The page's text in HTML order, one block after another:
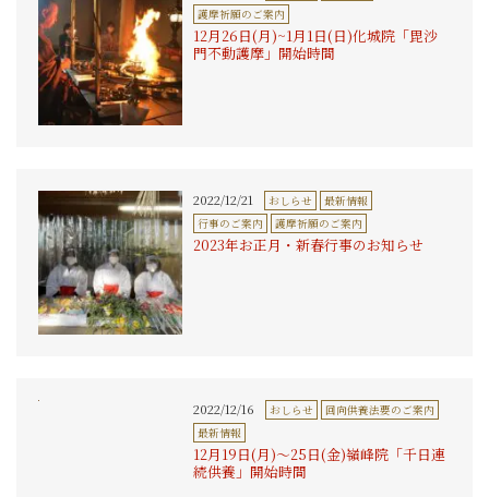
護摩祈願のご案内
12月26日(月)~1月1日(日)化城院「毘沙
門不動護摩」開始時間
2022/12/21 おしらせ
最新情報
行事のご案内
護摩祈願のご案内
2023年お正月・新春行事のお知らせ
2022/12/16 おしらせ
回向供養法要のご案内
最新情報
12月19日(月)〜25日(金)嶺峰院「千日連
続供養」開始時間